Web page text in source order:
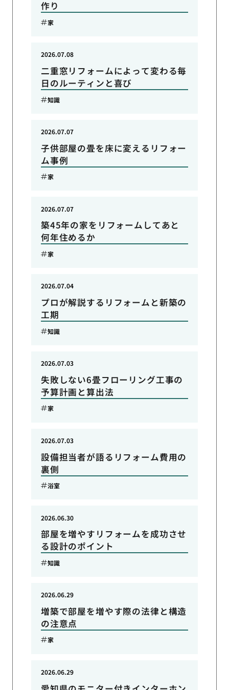
作り
家
二重窓リフォームによって変わる毎
日のルーティンと喜び
2026.07.08
知識
子供部屋の畳を床に変えるリフォー
ム事例
2026.07.07
家
築45年の家をリフォームしてあと
何年住めるか
2026.07.07
家
プロが解説するリフォームと新築の
工期
2026.07.04
知識
失敗しない6畳フローリング工事の
予算計画と算出法
2026.07.03
家
設備担当者が語るリフォーム費用の
裏側
2026.07.03
浴室
部屋を増やすリフォームを成功させ
る設計のポイント
2026.06.30
知識
増築で部屋を増やす際の法律と構造
の注意点
2026.06.29
家
2026.06.29